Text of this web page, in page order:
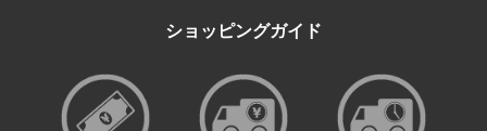
ショッピングガイド